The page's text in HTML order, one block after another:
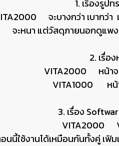
1. เรื่องรูป
จะบางกว่า เบากว่า
ะหนา แต่วัสดุภายนอกดูแพง
2. เรื่อ
VITA2000 หน้าจอ
VITA1000 หน้า
3. เรื่อง
VITA2000
นนี้ใช้งานได้เหมือนกันทั้งคู่ เฟิ